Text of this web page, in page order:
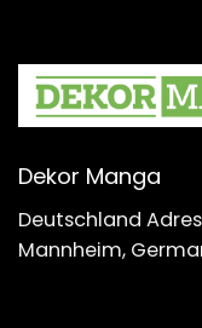
Dekor Manga
Deutschland
Mannheim,